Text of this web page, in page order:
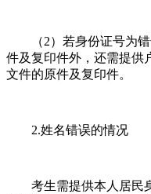
（2）若身份证号为错
件及复印件外，还需提供
文件的原件及复印件。
2.姓名错误的情况
考生需提供本人居民身